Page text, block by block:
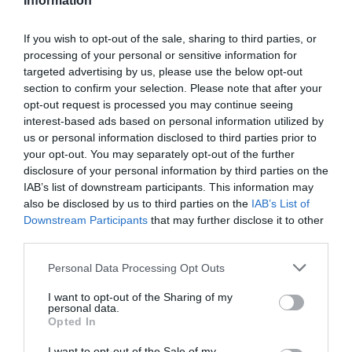
If you wish to opt-out of the sale, sharing to third parties, or
processing of your personal or sensitive information for
targeted advertising by us, please use the below opt-out
section to confirm your selection. Please note that after your
opt-out request is processed you may continue seeing
interest-based ads based on personal information utilized by
us or personal information disclosed to third parties prior to
your opt-out. You may separately opt-out of the further
disclosure of your personal information by third parties on the
IAB’s list of downstream participants. This information may
also be disclosed by us to third parties on the IAB’s List of
Downstream Participants that may further disclose it to other
Personal Data Processing Opt Outs
I want to opt-out of the Sharing of my
personal data.
Opted In
Bucureşti
Un bărbatul, în vârstă de 50 de ani, care este de
meserie zidar şi – la fel ca în cazul parcagiului italian
care făcea operaţii estetice în Bucureşti – nu are
decât opt clase este dentist îb localitatea Gruiu,
judeţul Ilfov. Căsătorit cu un medic stomatolog,
Costel Sandu a tras cu ochiul la ce face soţia şi s-a
apucat să-şi trateze vecinii. Deşi ştiu că nu-i dentist,
pacienţii s-au declarat mulţumiţi de serviciile
prestate şi chiar l-au lăudat că, la vârsta lui, s-ar fi
apucat să facă un curs de asistent medical.
Colegiul Medicilor Dentişti a anunţat că nu există în